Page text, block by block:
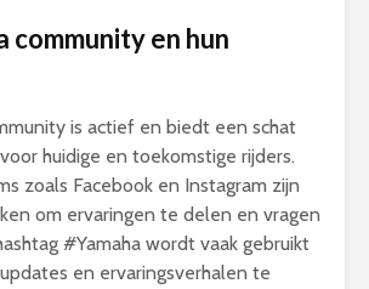
community en hun
is actief en biedt een schat
huidige en toekomstige rijders.
zoals Facebook en Instagram zijn
om ervaringen te delen en vragen
#Yamaha wordt vaak gebruikt
en ervaringsverhalen te